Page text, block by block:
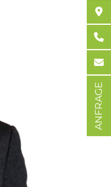
ANFRAGE